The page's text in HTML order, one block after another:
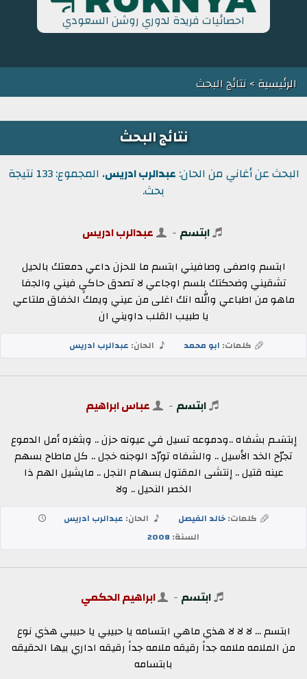
احصائيات فريدة لدوري روشن السعودي
الرئيسية> نتائج البحث
نتائج البحث
البحث عن أغاني من الحان: عبدالرب ادريس
، المجموع: 133 نتيجة
بحث.
ابتسم - عبدالرب ادريس
ابتسم واصفى وصافيني ابتسم ما للحزن داعي دمعتك بالحيل
تشقيني وضحكتك بلسم اوجاعي لا تصدق حاكيٍ فيني والجفا
ماهو من اطباعي والله انك اغلى من عيني ويمك الخفاق ملتاعي
يا طبيب القلب داويني ان
كلمات: ابو محمد الحان: عبدالرب ادريس
ابتسم - عباس ابراهيم
إبتسَـم بشفاه ..ودموعه تسيل في عيونه حزن .. وبثغره أمل الدموع
تجرّح الخد الأسيل .. والشفاه تورّد الوجنه خجل .. كل ماطاح بسهم
عينه قتيل .. إنتشى المقتول بسهام النجل .. مايشيل الهم ذا
الخصر النحيل .. ولا
كلمات:خالد الفيصل الحان: عبدالرب ادريس
السنة:2008
ابتسم - ابراهيم الحكمي
ابتسم ... لا لا لا هذي ماهي ابتسامه يا حبيبي يا حبيبي هذي نوع
من الملامه ملامه جداً رقيقه ملامه جداً رقيقه اداري بيها الحقيقه
بابتسامه